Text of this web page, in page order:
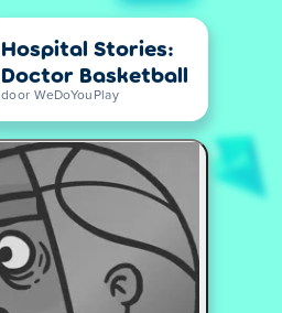
Hospital Stories:
Doctor Basketball
door WeDoYouPlay